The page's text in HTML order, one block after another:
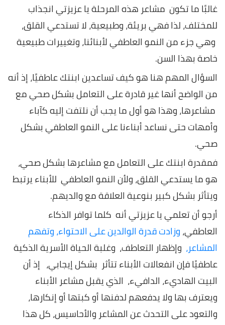
غالبًا ما تكون مشاعر هذه المرحلة يا عزيزتي انجذاب
للمختلف، لذا فهي بريئة، وطبيعية، لا تستدعي القلق،
وهي جزء من النمو العاطفي لأبنائنا، وتغييرات طبيعية
خاصة بهذا السن.
السؤال المهم هنا هو كيف تساعدين ابنتك عاطفيًا، إذ أنه
من الواضح أنها غير قادرة على التعامل بشكل صحي مع
مشاعرها، وهذا هو أول ما يجب أن نلتفت إليه كآباء
وأمهات حتى نساعد أبناءنا على النمو العاطفي بشكل
صحي.
فمقدرة ابنتك على التعامل مع مشاعرها بشكل صحي،
هو ما يستدعي القلق، ولأن النمو العاطفي للأبناء يرتبط
ويتأثر بشكل كبير بنوعية العلاقة مع والديهم.
أرجو أن تعلمي يا عزيزتي أنه كلما توافر الذكاء
العاطفي،وزادت قدرة الوالدين على الاحتواء، وتفهم
المشاعر، وإظهار التعاطف، وغلبة الحياة الأسرية الذكية
عاطفيًا فإن انفعالات الأبناء تتأثر بشكل إيجابي، إذ أن
البيت الهاديء، الدافيء، الذي يقبل مشاعر الأبناء
ويعترف بها ولا يدفعهم لدفنها أو كبتها أو إنكارها،
والتعود على التحدث عن المشاعر والأحاسيس، كل هذا